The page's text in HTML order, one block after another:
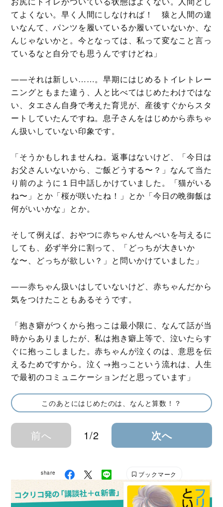
てよくない。早く人間にしなければ！ 猿と人間の違
いなんて、パンツを履いているか履いていないか、な
んじゃないかと。今となっては、私って変なこと言っ
ているなと自分でも思うんですけどね」
――それは新しい……。早期にはじめるトイレトレー
ニングともまた違う、人と比べてはじめたわけではな
い、タエさん自身で考えた育児が、産後すぐからスタ
ートしていたんですね。息子さんをはじめから赤ちゃ
ん扱いしていない印象です。
「そうかもしれませんね。返事はないけど、「今日は
お父さんいないから、ご飯どうする〜？」なんて当た
り前のように１日中話しかけていました。「猫がいる
ね〜」とか「桜が咲いたね！」とか「今日の晩御飯は
何がいいかな」とか。
そして例えば、おやつに赤ちゃんせんべいを与えるに
しても、必ず半分に割って、「どっちが大きいか
な〜、どっちが欲しい？」と問いかけていました」
――赤ちゃん扱いはしていないけど、赤ちゃんだから
気をつけたこともあるそうです。
「抱き癖がつくから抱っこは最小限に、なんて話が当
時からありましたが、私は抱き癖上等で、泣いたらす
ぐに抱っこしました。赤ちゃんが泣くのは、意思を伝
えるためですから。泣く→抱っこという流れは、人生
で最初のコミュニケーションだと思っています」
このあとにはじめたのは、なんと算数！？
前へ 1/2 次へ
share ブックマーク